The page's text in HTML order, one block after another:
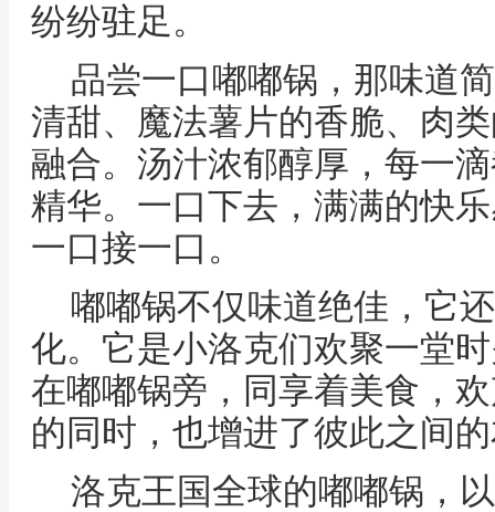
纷纷驻足。
品尝一口嘟嘟锅，那味道
清甜、魔法薯片的香脆、肉
融合。汤汁浓郁醇厚，每一
精华。一口下去，满满的快
一口接一口。
嘟嘟锅不仅味道绝佳，它
化。它是小洛克们欢聚一堂
在嘟嘟锅旁，同享着美食，
的同时，也增进了彼此之间
洛克王国全球的嘟嘟锅，